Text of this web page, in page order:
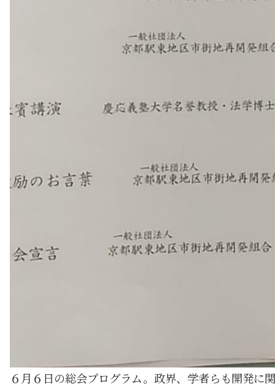
６月６日の総会プログラム。政界、学者らも開発に